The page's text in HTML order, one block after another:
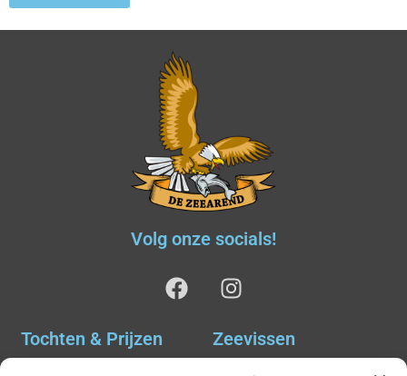
Volg onze socials!
Tochten & Prijzen Zeevissen